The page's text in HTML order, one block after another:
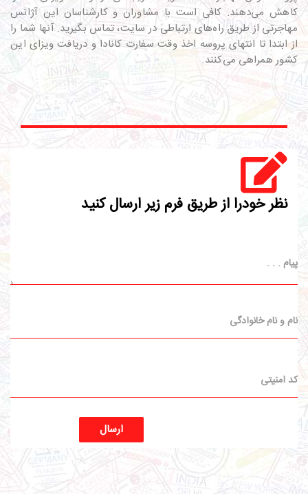
کاهش می‌دهند. کافی است با مشاوران و کارشناسان این آژانس
مهاجرتی از طریق راه‌های ارتباطی در سایت، تماس بگیرید. آنها شما را
از ابتدا تا انتهای پروسه اخذ وقت سفارت کانادا و دریافت ویزای این
کشور همراهی می‌کنند.
نظر خودرا از طریق فرم زیر ارسال کنید
ارسال